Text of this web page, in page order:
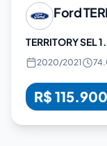
Ford
TERRITORY SEL
2020/2021
R$